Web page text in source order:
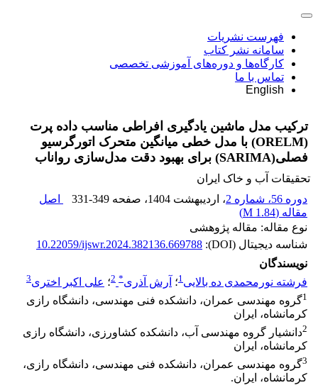
فهرست نشریات
سامانه نشر کتاب
کارگاه‌ها و دوره‌های آموزشی تخصصی
تماس با ما
English
ترکیب مدل ماشین یادگیری افراطی مناسب داده پرت
(ORELM) با مدل خطی میانگین متحرک اتورگرسیو
فصلی(SARIMA) برای بهبود دقت مدل‌سازی رواناب
تحقیقات آب و خاک ایران
دوره 56، شماره 2
، اردیبهشت 1404 ، صفحه 331-349
اصل
مقاله (1.84 M
)
نوع مقاله: مقاله پژوهشی
شناسه دیجیتال (DOI):
10.22059/ijswr.2024.382136.669788
نویسندگان
فرشته نورمحمدی ده بالایی1؛ آرش آذری*
2؛ علی اکبر اختری3
1گروه مهندسی عمران، دانشکده فنی مهندسی، دانشگاه رازی
کرمانشاه، ایران
2دانشیار گروه مهندسی آب، دانشکده کشاورزی، دانشگاه رازی
کرمانشاه، ایران
3گروه مهندسی عمران، دانشکده فنی مهندسی، دانشگاه رازی،
کرمانشاه، ایران.